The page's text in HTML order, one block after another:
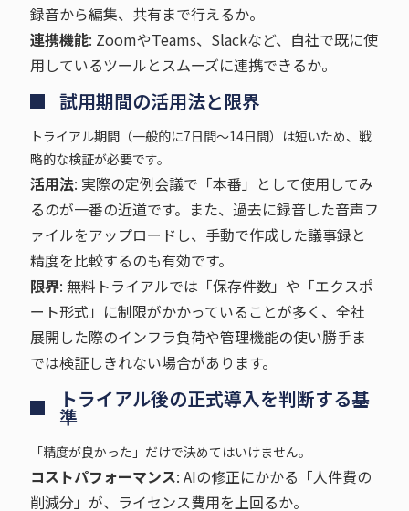
録音から編集、共有まで行えるか。
連携機能: ZoomやTeams、Slackなど、自社で既に使
用しているツールとスムーズに連携できるか。
試用期間の活用法と限界
トライアル期間（一般的に7日間〜14日間）は短いため、戦
略的な検証が必要です。
活用法: 実際の定例会議で「本番」として使用してみ
るのが一番の近道です。また、過去に録音した音声フ
ァイルをアップロードし、手動で作成した議事録と
精度を比較するのも有効です。
限界: 無料トライアルでは「保存件数」や「エクスポ
ート形式」に制限がかかっていることが多く、全社
展開した際のインフラ負荷や管理機能の使い勝手ま
では検証しきれない場合があります。
トライアル後の正式導入を判断する基
準
「精度が良かった」だけで決めてはいけません。
コストパフォーマンス: AIの修正にかかる「人件費の
削減分」が、ライセンス費用を上回るか。